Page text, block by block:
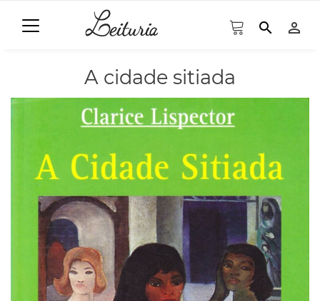
search person_outline
A cidade sitiada